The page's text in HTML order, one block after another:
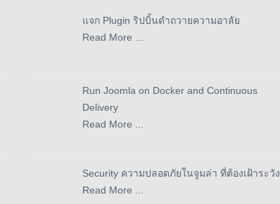
แจก Plugin ริปบิ้นดำถวายความอาลัย
Read More ...
Run Joomla on Docker and Continuous
Delivery
Read More ...
Security ความปลอดภัยในจูมล่า ที่ต้องเฝ้าระวัง
Read More ...